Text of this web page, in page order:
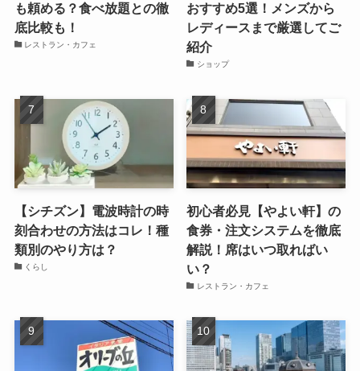
も頼める？食べ放題との徹
底比較も！
レストラン・カフェ
おすすめ5選！メンズから
レディースまで厳選してご
紹介
ショップ
【シチズン】電波時計の時
刻合わせの方法はコレ！種
類別のやり方は？
くらし
初心者必見【やよい軒】の
食券・注文システムを徹底
解説！席はいつ取ればい
い？
レストラン・カフェ